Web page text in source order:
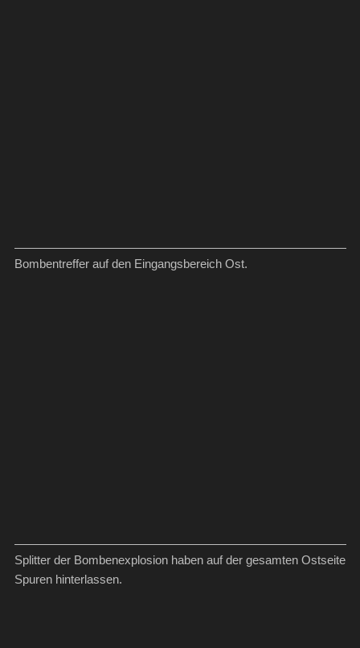
Bombentreffer auf den Eingangsbereich Ost.
Splitter der Bombenexplosion haben auf der gesamten Ostseite
Spuren hinterlassen.